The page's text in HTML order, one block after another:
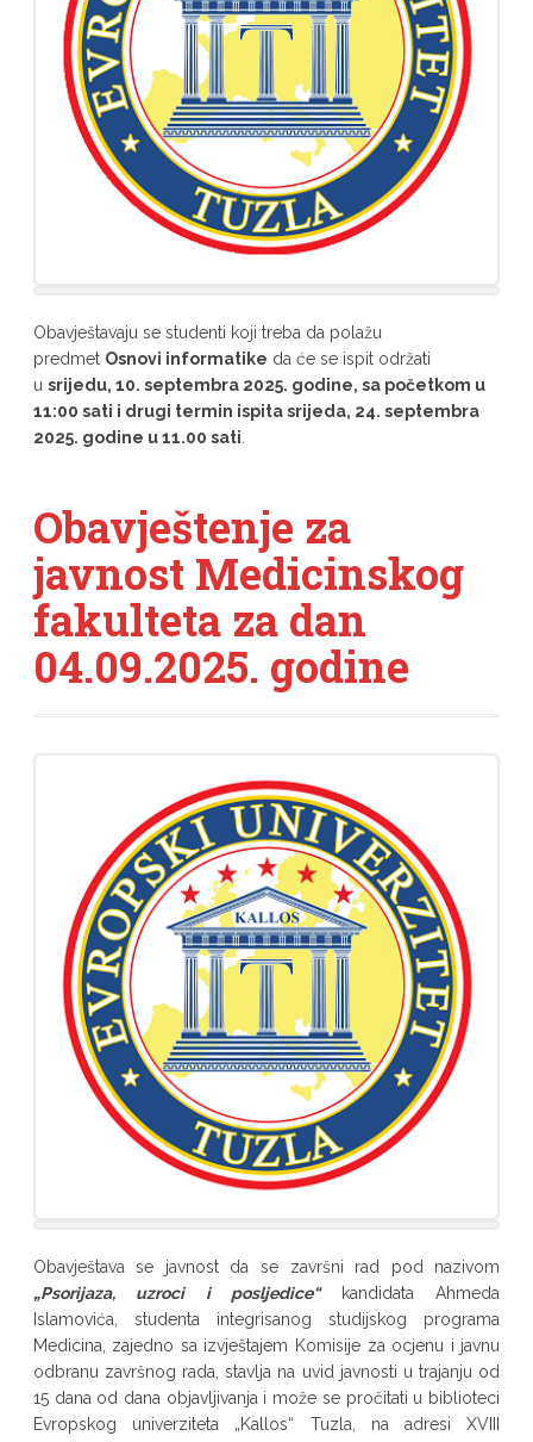
Obavještavaju se studenti koji treba da polažu
predmet Osnovi informatike da će se ispit održati
u srijedu, 10. septembra 2025. godine, sa početkom u
11:00 sati i drugi termin ispita srijeda, 24. septembra
2025. godine u 11.00 sati
Obavještenje za
javnost Medicinskog
fakulteta za dan
04.09.2025. godine
Obavještava se javnost da se završni rad pod nazivom
„Psorijaza, uzroci i posljedice“
kandidata Ahmeda
Islamovića, studenta integrisanog studijskog programa
Medicina, zajedno sa izvještajem Komisije za ocjenu i javnu
odbranu završnog rada, stavlja na uvid javnosti u trajanju od
15 dana od dana objavljivanja i može se pročitati u biblioteci
Evropskog univerziteta „Kallos“ Tuzla, na adresi XVIII